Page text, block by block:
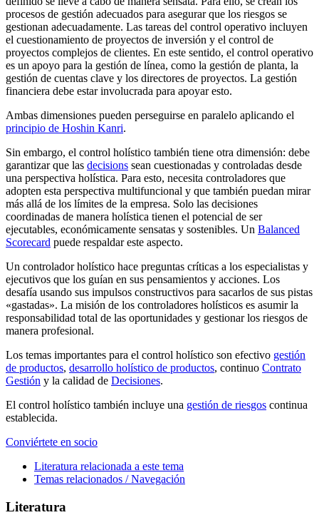
procesos de gestión adecuados para asegurar que los riesgos se
gestionan adecuadamente. Las tareas del control operativo incluyen
el cuestionamiento de proyectos de inversión y el control de
proyectos complejos de clientes. En este sentido, el control operativo
es un apoyo para la gestión de línea, como la gestión de planta, la
gestión de cuentas clave y los directores de proyectos. La gestión
financiera debe estar involucrada para apoyar esto.
Ambas dimensiones pueden perseguirse en paralelo aplicando el
principio de Hoshin Kanri.
Sin embargo, el control holístico también tiene otra dimensión: debe
garantizar que las decisions sean cuestionadas y controladas desde
una perspectiva holística. Para esto, necesita controladores que
adopten esta perspectiva multifuncional y que también puedan mirar
más allá de los límites de la empresa. Solo las decisiones
coordinadas de manera holística tienen el potencial de ser
ejecutables, económicamente sensatas y sostenibles. Un Balanced
Scorecard puede respaldar este aspecto.
Un controlador holístico hace preguntas críticas a los especialistas y
ejecutivos que los guían en sus pensamientos y acciones. Los
desafía usando sus impulsos constructivos para sacarlos de sus pistas
«gastadas». La misión de los controladores holísticos es asumir la
responsabilidad total de las oportunidades y gestionar los riesgos de
manera profesional.
Los temas importantes para el control holístico son efectivo gestión
de productos, desarrollo holístico de productos, continuo Contrato
Gestión y la calidad de Decisiones.
El control holístico también incluye una gestión de riesgos continua
establecida.
Conviértete en socio
Literatura relacionada a este tema
Temas relacionados / Navegación
Literatura